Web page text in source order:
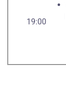
19:00